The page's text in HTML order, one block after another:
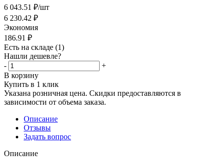
6 043.51 ₽/шт
6 230.42 ₽
Экономия
186.91 ₽
Есть на складе (1)
Нашли дешевле?
-
+
В корзину
Купить в 1 клик
Указана розничная цена. Скидки предоставляются в
зависимости от объема заказа.
Описание
Отзывы
Задать вопрос
Описание